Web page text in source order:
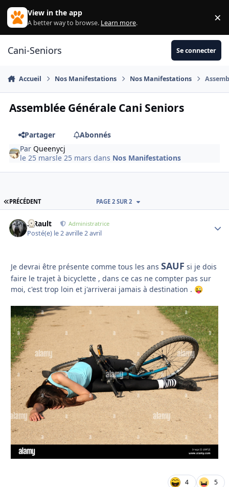
Aller au contenu
View in the app
A better way to browse. Learn more. ×
Cani-Seniors Se connecter
Accueil Nos Manifestations Nos Manifestations
Assemblée Générale Cani Seniors
Partager
Abonnés
ParQueenycj
le 25 marsle 25 mars dans Nos Manifestations
PREMIÈRE PAGE
PRÉCÉDENT PAGE 2 SUR 2
S.Rault Administratrice
Posté(e) le 2 avrille 2 avril
Je devrai être présente comme tous les ans SAUF si je dois
faire le trajet à bicyclette , dans ce cas ne compter pas sur
moi, c'est trop loin et j'arriverai jamais à destination . 😜
4 5